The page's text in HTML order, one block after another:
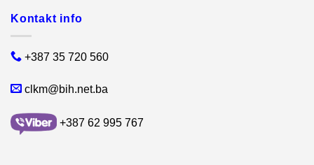
Kontakt info
+387 35 720 560
clkm@bih.net.ba
+387 62 995 767